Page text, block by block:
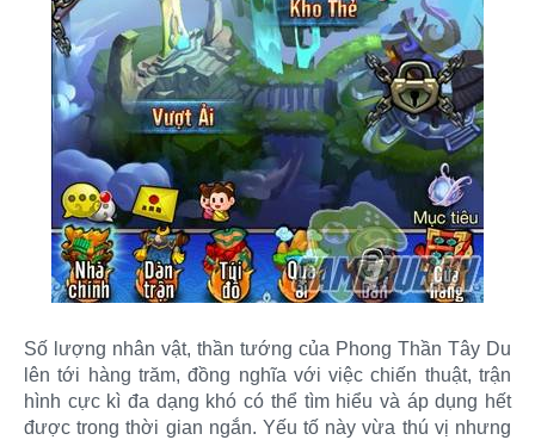
Số lượng nhân vật, thần tướng của Phong Thần Tây Du
lên tới hàng trăm, đồng nghĩa với việc chiến thuật, trận
hình cực kì đa dạng khó có thể tìm hiểu và áp dụng hết
được trong thời gian ngắn. Yếu tố này vừa thú vị nhưng